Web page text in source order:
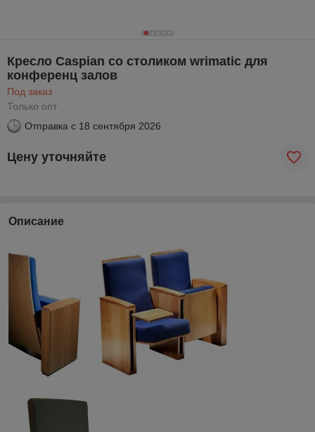
Кресло Caspian со столиком wrimatic для
конференц залов
Под заказ
Только опт
Отправка с 18 сентября 2026
Цену уточняйте
Описание